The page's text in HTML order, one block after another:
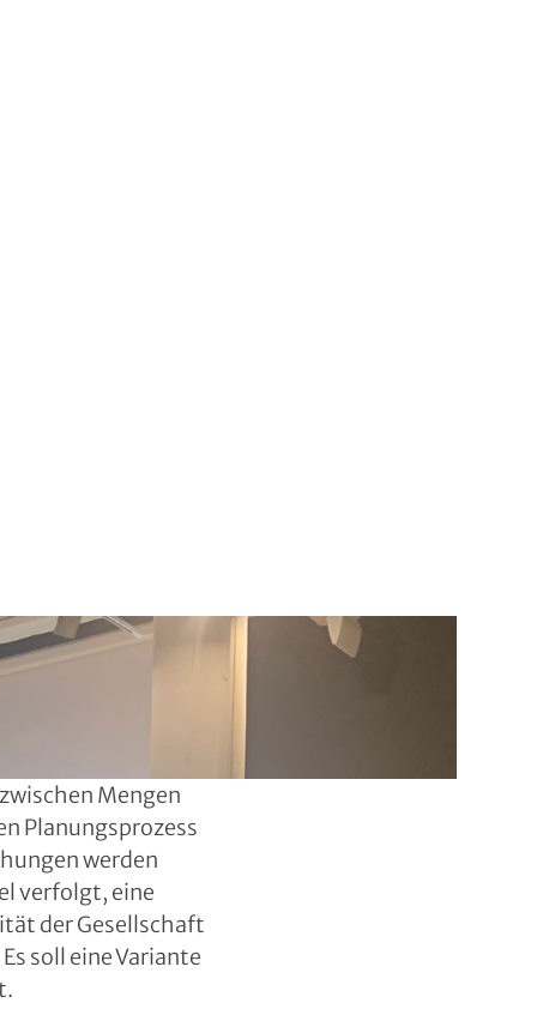
Mengen
Planungsprozess
werden
verfolgt, eine
der Gesellschaft
soll eine Variante